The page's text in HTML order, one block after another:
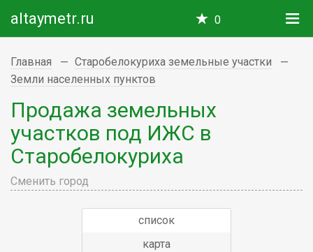
altaymetr.ru 0
Главная
Старобелокуриха земельные участки
Земли населенных пунктов
Продажа земельных
участков под ИЖС в
Старобелокуриха
Сменить город
список
карта